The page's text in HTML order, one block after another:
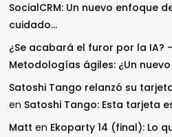
SocialCRM: Un nuevo enfoque
cuidado…
¿Se acabará el furor por la IA? –
Metodologías ágiles: ¿Un nuevo
Satoshi Tango relanzó su
en Satoshi Tango: Esta tarjeta
Matt en Ekoparty 14 (final): Lo